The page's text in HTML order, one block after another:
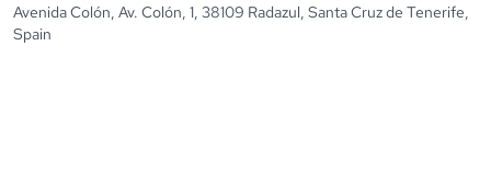
Avenida Colón, Av. Colón, 1, 38109 Radazul, Santa Cruz de Tenerife,
Spain